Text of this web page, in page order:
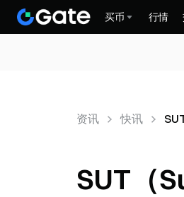
买币 行情
资讯 快讯
SUT（